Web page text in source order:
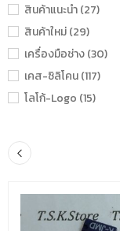
สินค้าแนะนำ (27)
สินค้าใหม่ (29)
เครื่องมือช่าง (30)
เคส-ซิลิโคน (117)
โลโก้-Logo (15)